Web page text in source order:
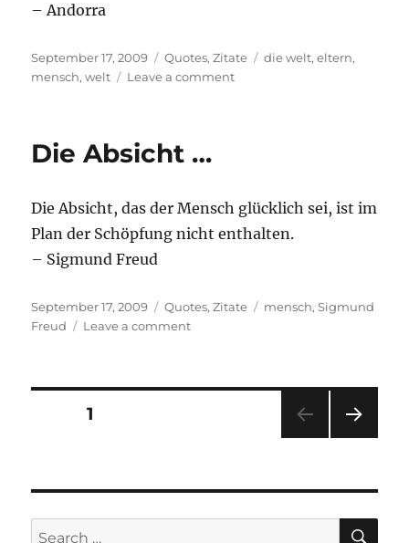
– Andorra
Posted
on
September 17, 2009 Categories
Quotes,Zitate Tags
die welt,eltern,
mensch,welt Leave a commenton
Die Absicht …
Die Absicht, das der Mensch glücklich sei, ist im
Plan der Schöpfung nicht enthalten.
– Sigmund Freud
Posted
on
September 17, 2009 Categories
Quotes,Zitate Tags
mensch,Sigmund
Freud
Leave a commenton
Posts
PAGE1
Search